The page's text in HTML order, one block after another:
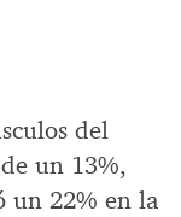
del
un 13%,
un 22% en la